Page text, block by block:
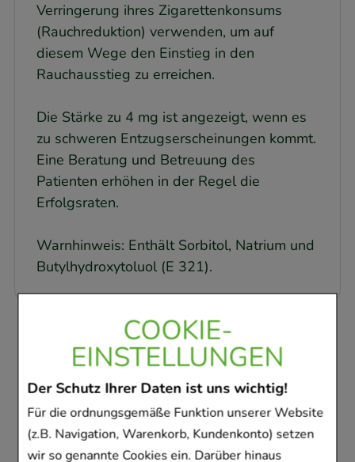
COOKIE-
EINSTELLUNGEN
Der Schutz Ihrer Daten ist uns wichtig!
Für die ordnungsgemäße Funktion unserer Website
(z.B. Navigation, Warenkorb, Kundenkonto) setzen
wir so genannte Cookies ein. Darüber hinaus
Verringerung ihres Zigarettenkonsums
(Rauchreduktion) verwenden, um auf
diesem Wege den Einstieg in den
Rauchausstieg zu erreichen.
Die Stärke zu 4 mg ist angezeigt, wenn es
zu schweren Entzugserscheinungen kommt.
Eine Beratung und Betreuung des
Patienten erhöhen in der Regel die
Erfolgsraten.
Warnhinweis: Enthält Sorbitol, Natrium und
Butylhydroxytoluol (E 321).
Kunden, die dieses
Produkt gekauft
haben, haben sich
ebenfalls für folgende